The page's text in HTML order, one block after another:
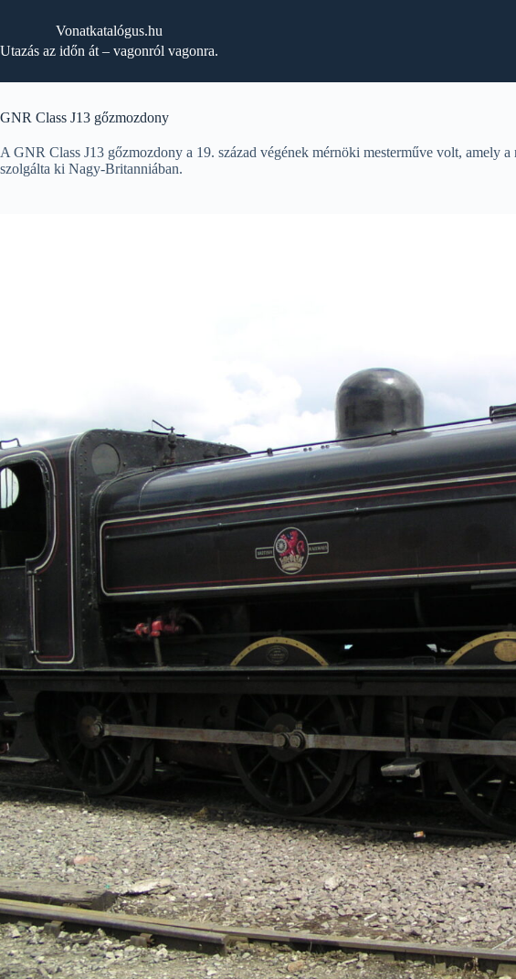
Vonatkatalógus.hu
Utazás az időn át – vagonról vagonra.
GNR Class J13 gőzmozdony
A GNR Class J13 gőzmozdony a 19. század végének mérnöki mesterműve volt, amely
szolgálta ki Nagy-Britanniában.